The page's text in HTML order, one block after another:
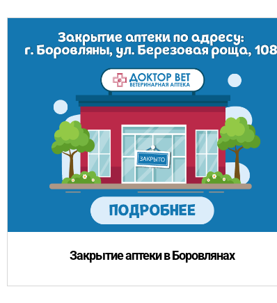
Закрытие аптеки в Боровлянах